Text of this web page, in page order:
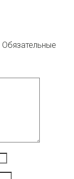
Обязательные